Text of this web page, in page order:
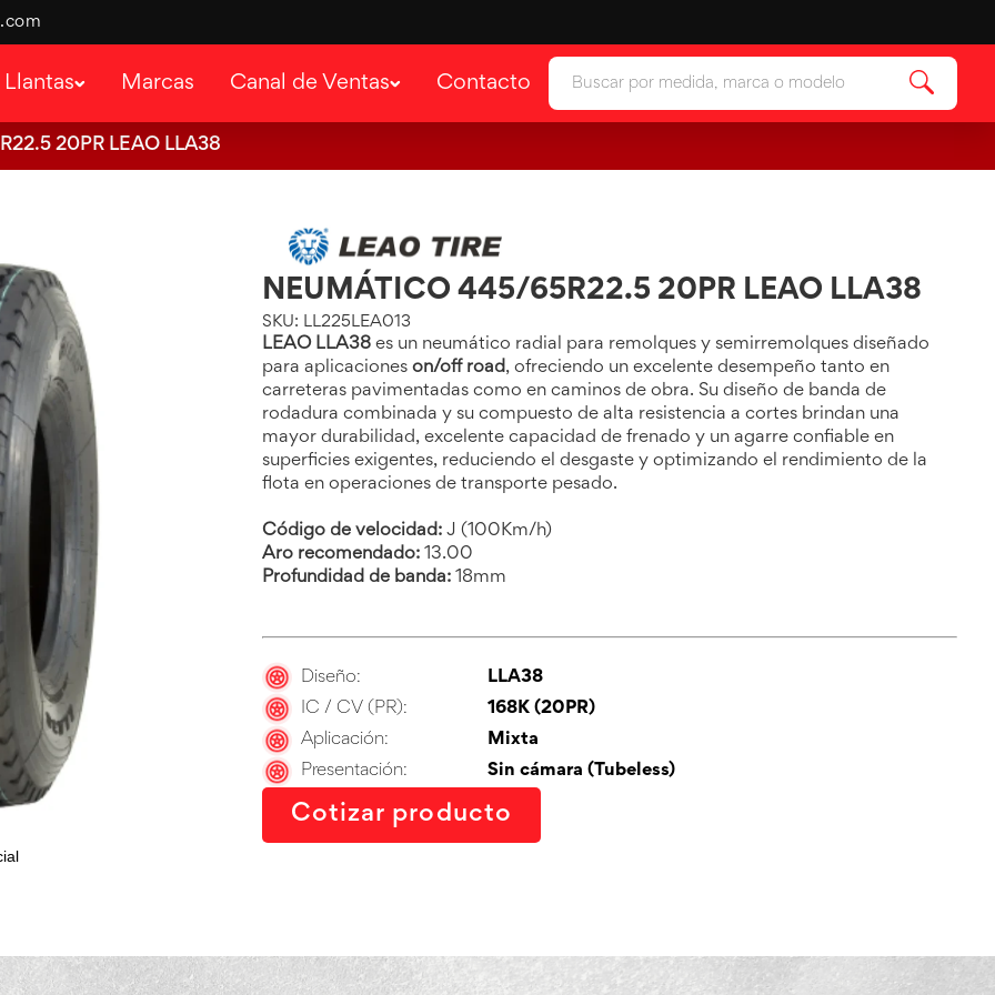
Llantas Ver categoría Ver categoría Ver categoría
Trimoto
Ver categoría
Marcas Canal de Ventas
Ventas a Usuario final
Nuestras sucursales
Red de distribuidores
Contacto
20PR LEAO LLA38
NEUMÁTICO 445/65R22.5 20PR LEAO LLA38
SKU: LL225LEA013
LEAO LLA38es un neumático radial para remolques y semirremolques diseñado
para aplicaciones on/off road, ofreciendo un excelente desempeño tanto en
carreteras pavimentadas como en caminos de obra. Su diseño de banda de
rodadura combinada y su compuesto de alta resistencia a cortes brindan una
mayor durabilidad, excelente capacidad de frenado y un agarre confiable en
superficies exigentes, reduciendo el desgaste y optimizando el rendimiento de la
flota en operaciones de transporte pesado.
Código de velocidad:J (100Km/h)
Aro recomendado:13.00
Profundidad de banda:18mm
Diseño:
LLA38
IC / CV (PR):
168K (20PR)
Aplicación:
Mixta
Presentación:
Sin cámara (Tubeless)
Cotizar producto